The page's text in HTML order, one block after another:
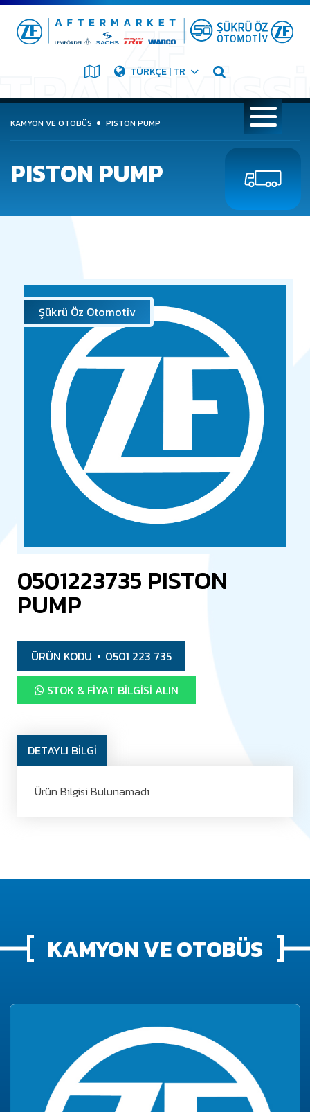
TÜRKÇE | TR
KAMYON VE OTOBÜS PISTON PUMP
PISTON PUMP
Şükrü Öz Otomotiv
0501223735 PISTON
PUMP
ÜRÜN KODU 0501 223 735
STOK & FIYAT BILGISI ALIN
DETAYLI BİLGİ
Ürün Bilgisi Bulunamadı
KAMYON VE OTOBÜS